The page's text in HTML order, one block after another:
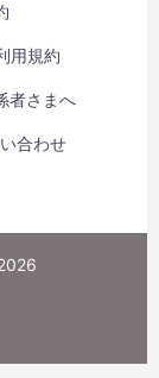
用規約
者さまへ
合わせ